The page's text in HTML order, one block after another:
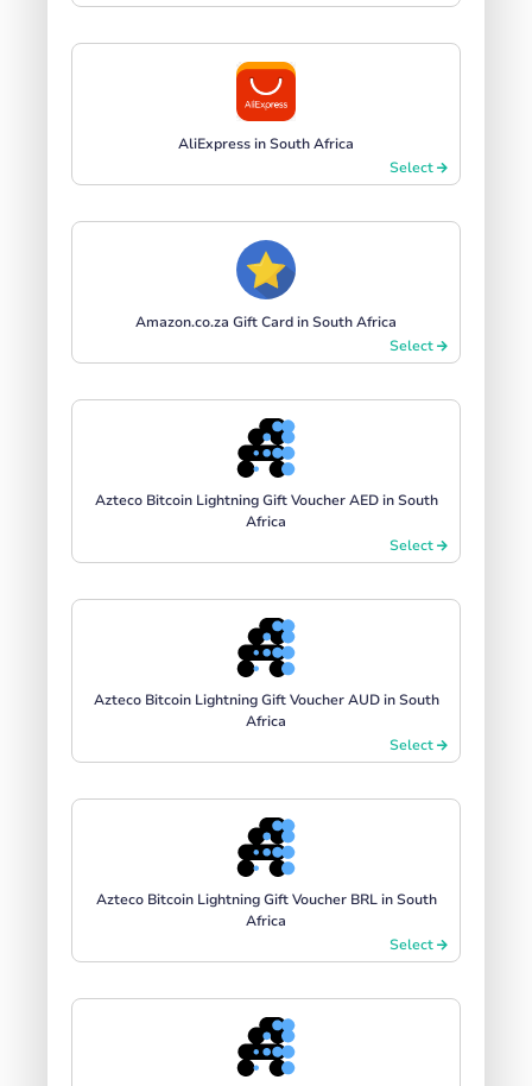
AliExpress in South Africa
Select
Amazon.co.za Gift Card in South Africa
Select
Azteco Bitcoin Lightning Gift Voucher AED in South
Africa
Select
Azteco Bitcoin Lightning Gift Voucher AUD in South
Africa
Select
Azteco Bitcoin Lightning Gift Voucher BRL in South
Africa
Select